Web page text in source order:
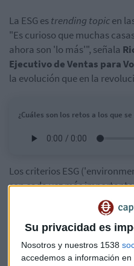
Su privacidad es
Nosotros y nuestros 1538
accedemos a información
La ESG estrending topicen
"Es curioso que muchas
ahora son 'lo más'", señala
Ejecutivo de Ventas para
la evolución que en la
¿Cuáles son los retos a los que
Los criterios ESG
son cada vez más
también en los gobiernos
"Esto es la punta del
director de ventas de AXA
España. "Pero, la intención